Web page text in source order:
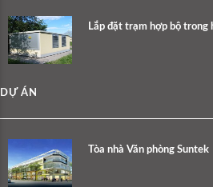
Lắp đặt trạm hợp bộ trong
DỰ ÁN
Tòa nhà Văn phòng Suntek